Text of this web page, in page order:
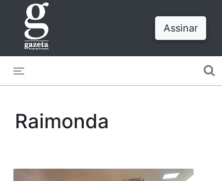
Assinar
Raimonda